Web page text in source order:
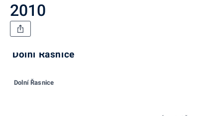
2010
Dolní Řasnice
Dolní Řasnice